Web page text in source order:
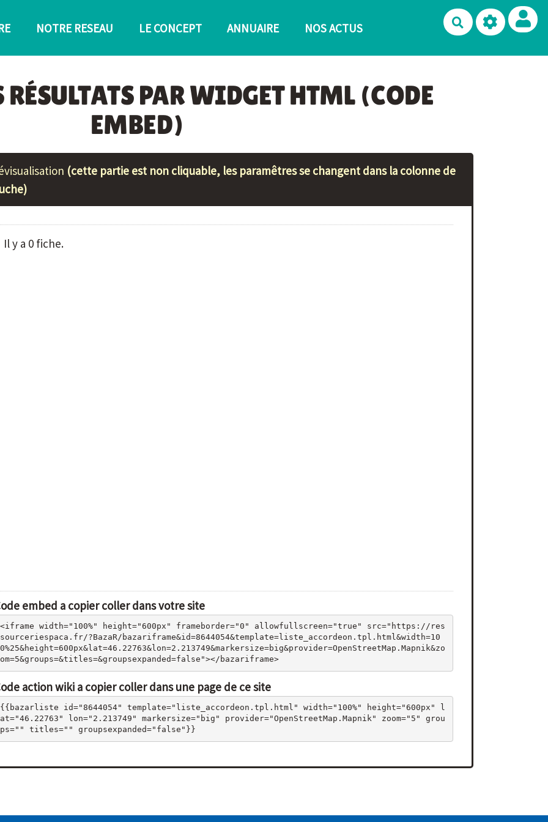
NOTRE RESEAU LE CONCEPT ANNUAIRE NOS ACTUS Rechercher
RÉSULTATS PAR WIDGET HTML (CODE
EMBED)
(cette partie est non cliquable, les paramêtres se changent dans la colonne de
embed a copier coller dans votre site
<iframe width="100%" height="600px" frameborder="0" allowfullscreen="true" src="https://res
sourceriespaca.fr/?BazaR/bazariframe&id=8644054&template=liste_accordeon.tpl.html&width=10
0%25&height=600px&lat=46.22763&lon=2.213749&markersize=big&provider=OpenStreetMap.Mapnik&zo
om=5&groups=&titles=&groupsexpanded=false"></bazariframe>
action wiki a copier coller dans une page de ce site
{{bazarliste id="8644054" template="liste_accordeon.tpl.html" width="100%" height="600px" l
at="46.22763" lon="2.213749" markersize="big" provider="OpenStreetMap.Mapnik" zoom="5" grou
ps="" titles="" groupsexpanded="false"}}